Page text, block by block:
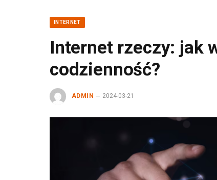
INTERNET
Internet rzeczy: jak
codzienność?
ADMIN 2024-03-21